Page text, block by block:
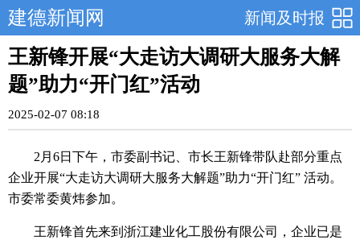
新闻及时报
建德新闻网
王新锋开展“大走访大调研大服务大解
题”助力“开门红”活动
2025-02-07 08:18
2月6日下午，市委副书记、市长王新锋带队赴部分重点
企业开展“大走访大调研大服务大解题”助力“开门红” 活动。
市委常委黄炜参加。
王新锋首先来到浙江建业化工股份有限公司，企业已是